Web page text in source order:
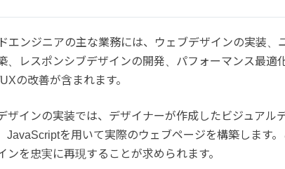
エンジニアの主な業務には、ウェブデザインの実装、
、レスポンシブデザインの開発、パフォーマンス最適
の改善が含まれます。
ザインの実装では、デザイナーが作成したビジュアル
JavaScriptを用いて実際のウェブページを構築します
ンを忠実に再現することが求められます。